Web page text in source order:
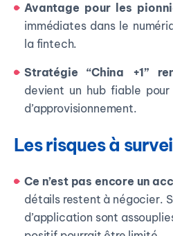
Avantage pour les
immédiates dans le
la fintech.
Stratégie “China +1”
devient un hub fiable
d’approvisionnement.
Les risques à
Ce n’est pas encore un
détails restent à négocier.
d’application sont